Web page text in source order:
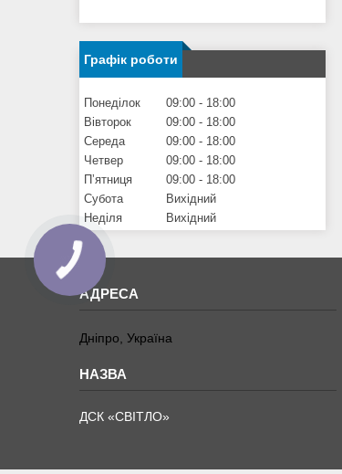
Графік роботи
Понеділок 09:00
18:00
Вівторок
09:00
18:00
Середа
09:00
18:00
Четвер
09:00
18:00
Пʼятниця
09:00
18:00
Субота
Вихідний
Неділя
Вихідний
Дніпро, Україна
ДСК «СВІТЛО»